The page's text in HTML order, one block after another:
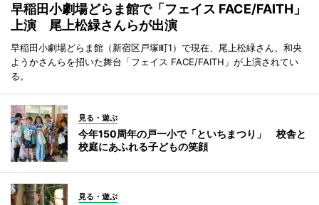
早稲田小劇場どらま館で「フェイス FACE/FAITH」
上演 尾上松緑さんらが出演
早稲田小劇場どらま館（新宿区戸塚町1）で現在、尾上松緑さん、和央
ようかさんらを招いた舞台「フェイス FACE/FAITH」が上演されてい
る。
見る・遊ぶ
今年150周年の戸一小で「といちまつり」 校舎と
校庭にあふれる子どもの笑顔
見る・遊ぶ